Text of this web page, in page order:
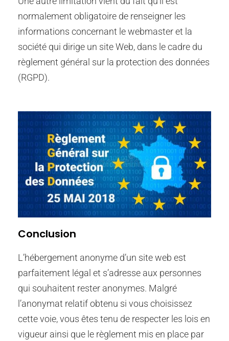
normalement obligatoire de renseigner les
informations concernant le webmaster et la
société qui dirige un site Web, dans le cadre du
règlement général sur la protection des données
(RGPD).
Conclusion
L’hébergement anonyme d’un site web est
parfaitement légal et s’adresse aux personnes
qui souhaitent rester anonymes. Malgré
l’anonymat relatif obtenu si vous choisissez
cette voie, vous êtes tenu de respecter les lois en
vigueur ainsi que le règlement mis en place par